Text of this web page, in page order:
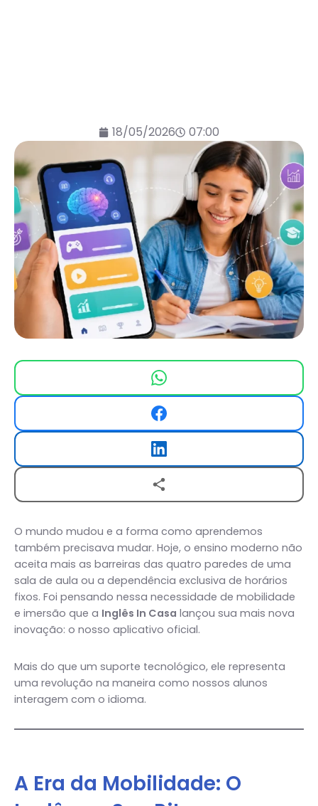
18/05/2026 07:00
O mundo mudou e a forma como aprendemos
também precisava mudar. Hoje, o ensino moderno não
aceita mais as barreiras das quatro paredes de uma
sala de aula ou a dependência exclusiva de horários
fixos. Foi pensando nessa necessidade de mobilidade
e imersão que a Inglês In Casa lançou sua mais nova
inovação: o nosso aplicativo oficial.
Mais do que um suporte tecnológico, ele representa
uma revolução na maneira como nossos alunos
interagem com o idioma.
A Era da Mobilidade: O